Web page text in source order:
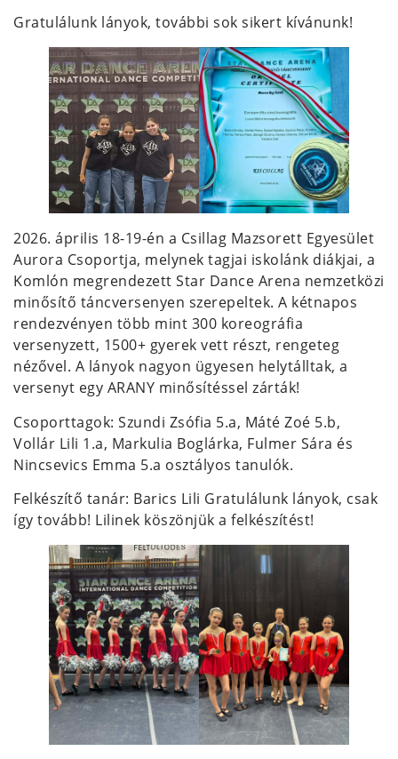
Gratulálunk lányok, további sok sikert kívánunk!
2026. április 18-19-én a Csillag Mazsorett Egyesület
Aurora Csoportja, melynek tagjai iskolánk diákjai, a
Komlón megrendezett Star Dance Arena nemzetközi
minősítő táncversenyen szerepeltek. A kétnapos
rendezvényen több mint 300 koreográfia
versenyzett, 1500+ gyerek vett részt, rengeteg
nézővel. A lányok nagyon ügyesen helytálltak, a
versenyt egy ARANY minősítéssel zárták!
Csoporttagok: Szundi Zsófia 5.a, Máté Zoé 5.b,
Vollár Lili 1.a, Markulia Boglárka, Fulmer Sára és
Nincsevics Emma 5.a osztályos tanulók.
Felkészítő tanár: Barics Lili Gratulálunk lányok, csak
így tovább! Lilinek köszönjük a felkészítést!